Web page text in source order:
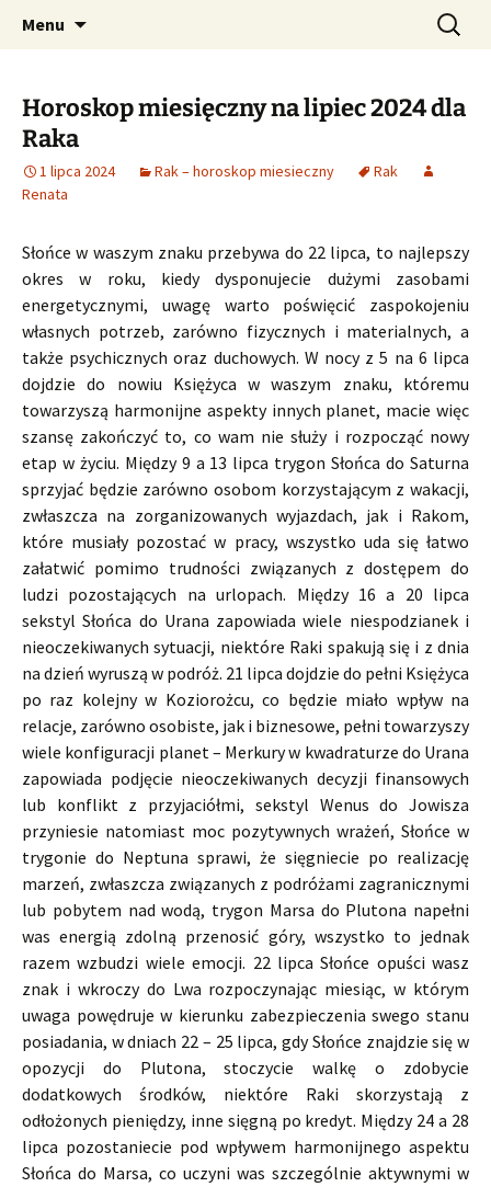
CzaroMarowy horoskop
dzienny, miesięczny i
tygodniowy
Profesjonalne przepowiednie astrologiczne
Menu Szukaj:
Horoskop miesięczny na lipiec 2024 dla
Raka
1 lipca 2024 Rak – horoskop miesieczny
Rak
Renata
Słońce w waszym znaku przebywa do 22 lipca, to najlepszy
okres w roku, kiedy dysponujecie dużymi zasobami
energetycznymi, uwagę warto poświęcić zaspokojeniu
własnych potrzeb, zarówno fizycznych i materialnych, a
także psychicznych oraz duchowych. W nocy z 5 na 6 lipca
dojdzie do nowiu Księżyca w waszym znaku, któremu
towarzyszą harmonijne aspekty innych planet, macie więc
szansę zakończyć to, co wam nie służy i rozpocząć nowy
etap w życiu. Między 9 a 13 lipca trygon Słońca do Saturna
sprzyjać będzie zarówno osobom korzystającym z wakacji,
zwłaszcza na zorganizowanych wyjazdach, jak i Rakom,
które musiały pozostać w pracy, wszystko uda się łatwo
załatwić pomimo trudności związanych z dostępem do
ludzi pozostających na urlopach. Między 16 a 20 lipca
sekstyl Słońca do Urana zapowiada wiele niespodzianek i
nieoczekiwanych sytuacji, niektóre Raki spakują się i z dnia
na dzień wyruszą w podróż. 21 lipca dojdzie do pełni Księżyca
po raz kolejny w Koziorożcu, co będzie miało wpływ na
relacje, zarówno osobiste, jak i biznesowe, pełni towarzyszy
wiele konfiguracji planet – Merkury w kwadraturze do Urana
zapowiada podjęcie nieoczekiwanych decyzji finansowych
lub konflikt z przyjaciółmi, sekstyl Wenus do Jowisza
przyniesie natomiast moc pozytywnych wrażeń, Słońce w
trygonie do Neptuna sprawi, że sięgniecie po realizację
marzeń, zwłaszcza związanych z podróżami zagranicznymi
lub pobytem nad wodą, trygon Marsa do Plutona napełni
was energią zdolną przenosić góry, wszystko to jednak
razem wzbudzi wiele emocji. 22 lipca Słońce opuści wasz
znak i wkroczy do Lwa rozpoczynając miesiąc, w którym
uwaga powędruje w kierunku zabezpieczenia swego stanu
posiadania, w dniach 22 – 25 lipca, gdy Słońce znajdzie się w
opozycji do Plutona, stoczycie walkę o zdobycie
dodatkowych środków, niektóre Raki skorzystają z
odłożonych pieniędzy, inne sięgną po kredyt. Między 24 a 28
lipca pozostaniecie pod wpływem harmonijnego aspektu
Słońca do Marsa, co uczyni was szczególnie aktywnymi w